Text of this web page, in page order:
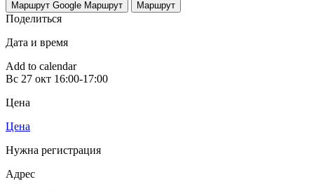
Маршрут Google Маршрут Маршрут
Поделиться
Дата и время
Add to calendar
Вс 27 окт 16:00-17:00
Цена
Цена
Нужна регистрация
Адрес